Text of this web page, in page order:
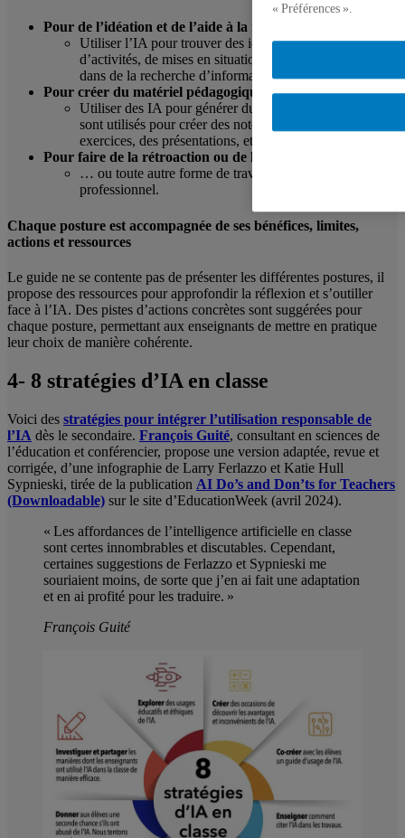
Pour de l’idéation et de l’aide à la recherche
Utiliser l’IA pour trouver des idées générales
d’activités, de mises en situation ou pour l’accompagner
dans de la recherche d’informations en ligne.
Pour créer du matériel pédagogique
Utiliser des IA pour générer du texte et des images qui
sont utilisés pour créer des notes de cours, des
exercices, des présentations, etc.
Pour faire de la rétroaction ou de la correction
… ou toute autre forme de travail associé au jugement
professionnel.
Chaque posture est accompagnée de ses bénéfices, limites,
actions et ressources
Le guide ne se contente pas de présenter les différentes postures, il
propose des ressources pour approfondir la réflexion et s’outiller
face à l’IA. Des pistes d’actions concrètes sont suggérées pour
chaque posture, permettant aux enseignants de mettre en pratique
leur choix de manière cohérente.
4- 8 stratégies d’IA en classe
Voici des stratégies pour intégrer l’utilisation responsable de
l’IA dès le secondaire. François Guité, consultant en sciences de
l’éducation et conférencier, propose une version adaptée, revue et
corrigée, d’une infographie de Larry Ferlazzo et Katie Hull
Sypnieski, tirée de la publication AI Do’s and Don’ts for Teachers
(Downloadable) sur le site d’EducationWeek (avril 2024).
« Les affordances de l’intelligence artificielle en classe
sont certes innombrables et discutables. Cependant,
certaines suggestions de Ferlazzo et Sypnieski me
souriaient moins, de sorte que j’en ai fait une adaptation
et en ai profité pour les traduire. »
François Guité
« Préférences ».